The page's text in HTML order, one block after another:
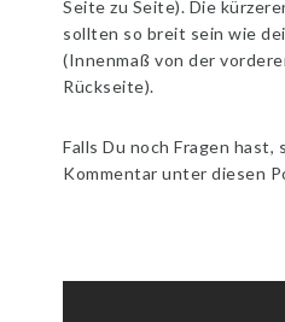
Seite zu Seite). Die
sollten so breit sein wie
(Innenmaß von der
Rückseite).
Falls Du noch Fragen hast,
Kommentar unter diesen